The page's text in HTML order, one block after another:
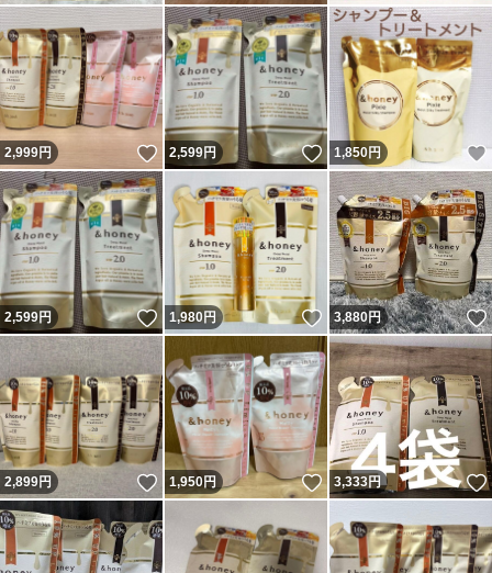
2,999円 いいね！
2,599円 いいね！
1,850円
2,599円 いいね！
1,980円 いいね！
3,880円
2,899円 いいね！
1,950円 いいね！
3,333円